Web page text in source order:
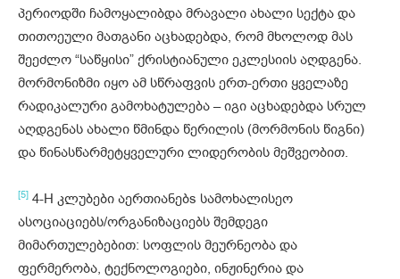
პერიოდში ჩამოყალიბდა მრავალი ახალი სექტა და
თითოეული მათგანი აცხადებდა, რომ მხოლოდ მას
შეეძლო “საწყისი” ქრისტიანული ეკლესიის აღდგენა.
მორმონიზმი იყო ამ სწრაფვის ერთ-ერთი ყველაზე
რადიკალური გამოხატულება – იგი აცხადებდა სრულ
აღდგენას ახალი წმინდა წერილის (მორმონის წიგნი)
და წინასწარმეტყველური ლიდერობის მეშვეობით.
[5] 4-H კლუბები აერთიანებs სამოხალისეო
ასოციაციებს/ორგანიზაციებს შემდეგი
მიმართულებებით: სოფლის მეურნეობა და
ფერმერობა, ტექნოლოგიები, ინჟინერია და